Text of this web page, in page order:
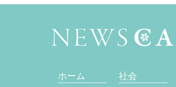
ホーム 社会